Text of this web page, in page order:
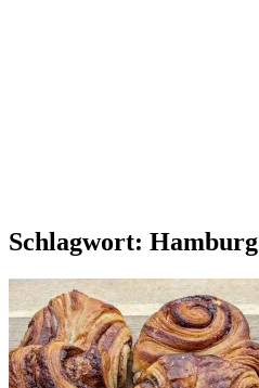
Schlagwort: Hamburg